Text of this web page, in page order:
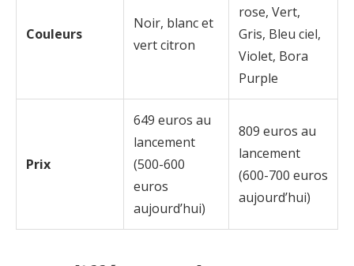
Couleurs
Noir, blanc et
vert citron
rose, Vert,
Gris, Bleu ciel,
Violet, Bora
Purple
Prix
649 euros au
lancement
(500-600
euros
aujourd’hui)
809 euros au
lancement
(600-700 euros
aujourd’hui)